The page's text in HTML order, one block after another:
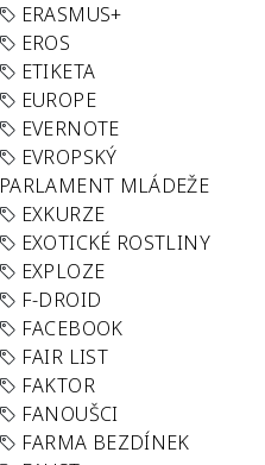
ERASMUS+
EROS
ETIKETA
EUROPE
EVERNOTE
EVROPSKÝ
PARLAMENT MLÁDEŽE
EXKURZE
EXOTICKÉ ROSTLINY
EXPLOZE
F-DROID
FACEBOOK
FAIR LIST
FAKTOR
FANOUŠCI
FARMA BEZDÍNEK